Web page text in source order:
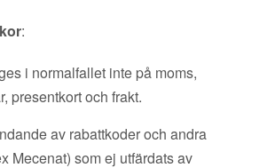
:
i normalfallet inte på moms,
presentkort och frakt.
av rabattkoder och andra
Mecenat) som ej utfärdats av